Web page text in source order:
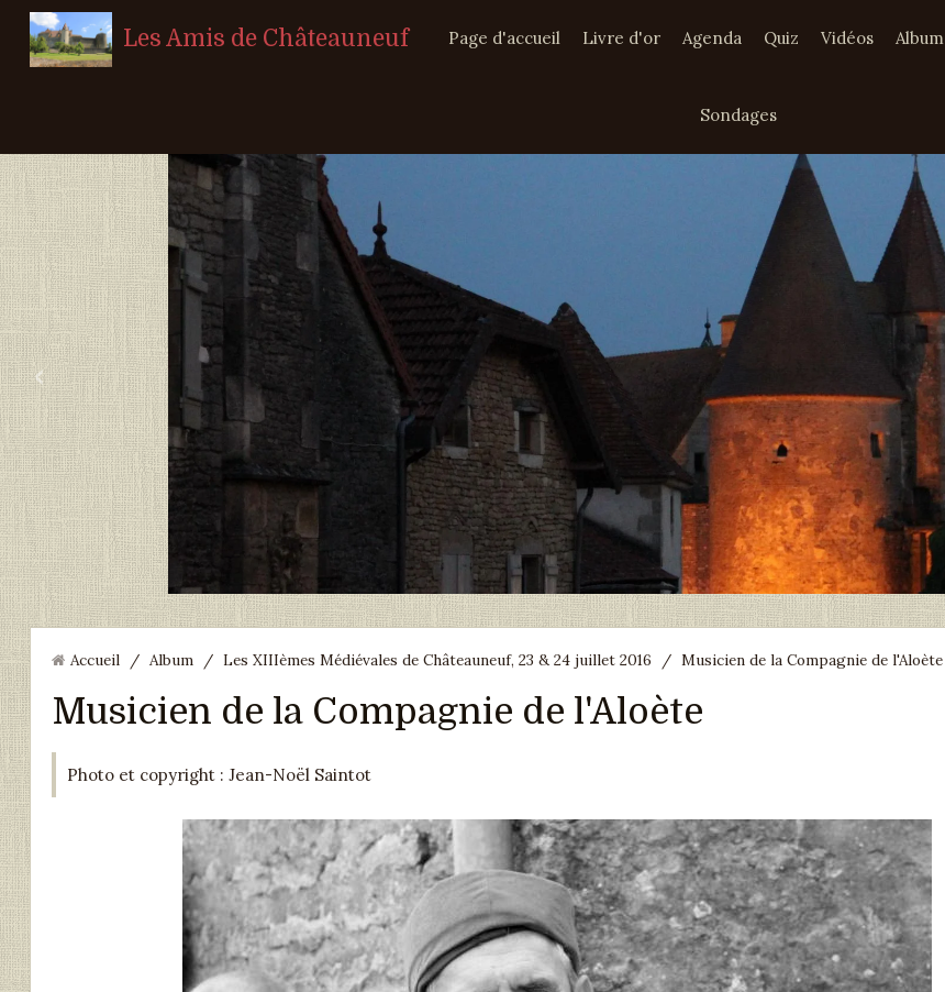
Les Amis de Châteauneuf Page d'accueil Livre d'or Agenda Quiz Vidéos Album
Sondages
‹
Accueil / Album / Les XIIIèmes Médiévales de Châteauneuf, 23 & 24 juillet 2016 / Musicien de la Compagnie de l'Aloète
Musicien de la Compagnie de l'Aloète
Photo et copyright : Jean-Noël Saintot